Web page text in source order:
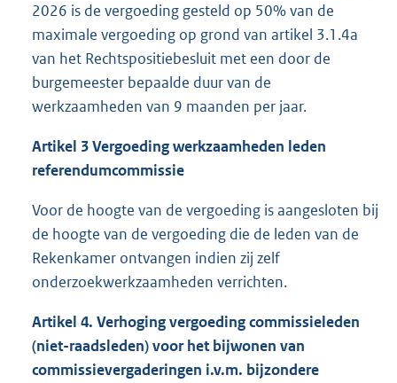
2026 is de vergoeding gesteld op 50% van de
maximale vergoeding op grond van artikel 3.1.4a
van het Rechtspositiebesluit met een door de
burgemeester bepaalde duur van de
werkzaamheden van 9 maanden per jaar.
Artikel 3 Vergoeding werkzaamheden leden
referendumcommissie
Voor de hoogte van de vergoeding is aangesloten bij
de hoogte van de vergoeding die de leden van de
Rekenkamer ontvangen indien zij zelf
onderzoekwerkzaamheden verrichten.
Artikel 4. Verhoging vergoeding commissieleden
(niet-raadsleden) voor het bijwonen van
commissievergaderingen i.v.m. bijzondere